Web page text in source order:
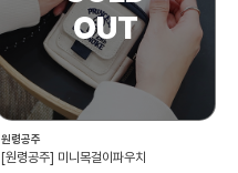
원령공주
[원령공주] 미니목걸이파우치